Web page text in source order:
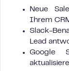
Neue
Ihrem
Slack-
Lead
Google